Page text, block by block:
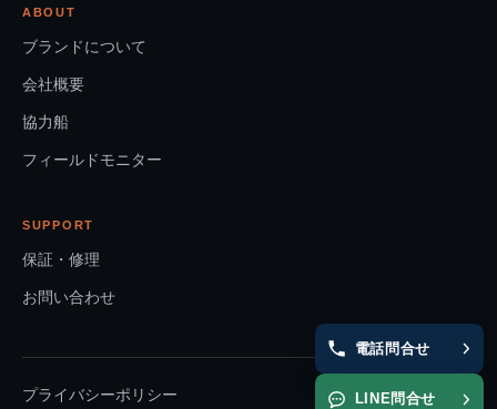
ABOUT
ブランドについて
会社概要
協力船
フィールドモニター
SUPPORT
保証・修理
お問い合わせ
プライバシーポリシー
電話問合せ
LINE問合せ